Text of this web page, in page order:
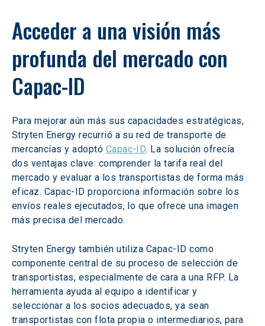
Acceder a una visión más
profunda del mercado con
Capac-ID
Para mejorar aún más sus capacidades estratégicas,
Stryten Energy recurrió a su red de transporte de
mercancías y adoptó Capac-ID. La solución ofrecía
dos ventajas clave: comprender la tarifa real del
mercado y evaluar a los transportistas de forma más
eficaz. Capac-ID proporciona información sobre los
envíos reales ejecutados, lo que ofrece una imagen
más precisa del mercado.
Stryten Energy también utiliza Capac-ID como
componente central de su proceso de selección de
transportistas, especialmente de cara a una RFP. La
herramienta ayuda al equipo a identificar y
seleccionar a los socios adecuados, ya sean
transportistas con flota propia o intermediarios, para